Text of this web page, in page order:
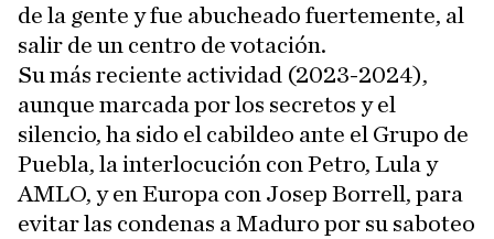
de la gente y fue abucheado fuertemente, al
salir de un centro de votación.
Su más reciente actividad (2023-2024),
aunque marcada por los secretos y el
silencio, ha sido el cabildeo ante el Grupo de
Puebla, la interlocución con Petro, Lula y
AMLO, y en Europa con Josep Borrell, para
evitar las condenas a Maduro por su saboteo